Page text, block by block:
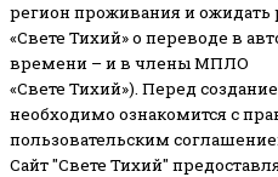
регион проживания и
«Свете Тихий» о переводе в
времени – и в члены МПЛО
«Свете Тихий»). Перед
необходимо ознакомится с
пользовательским
Сайт "Свете Тихий"